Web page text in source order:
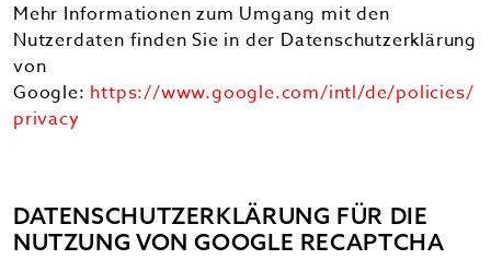
Mehr Informationen zum Umgang mit den
Nutzerdaten finden Sie in der Datenschutzerklärung
von
Google: https://www.google.com/intl/de/policies/
privacy
DATENSCHUTZERKLÄRUNG FÜR DIE
NUTZUNG VON GOOGLE RECAPTCHA